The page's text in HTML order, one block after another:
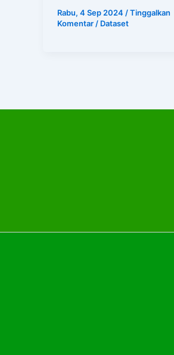
Rabu, 4 Sep 2024 /Tinggalkan
Komentar / Dataset